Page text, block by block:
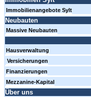
Immobilienangebote Sylt
Neubauten
Massive Neubauten
Hausverwaltung
Versicherungen
Finanzierungen
Mezzanine-Kapital
Über uns